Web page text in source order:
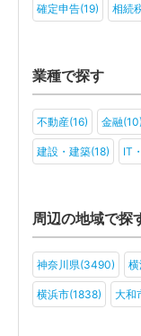
確定申告(19) 相続
業種で探す
不動産(16) 金融(10)
建設・建築(18) IT
旅行・ホテル(9) ア
社会福祉法人(2)
一般社団法人(4)
周辺の地域で探
神奈川県(3490)
横浜市(1838) 大和